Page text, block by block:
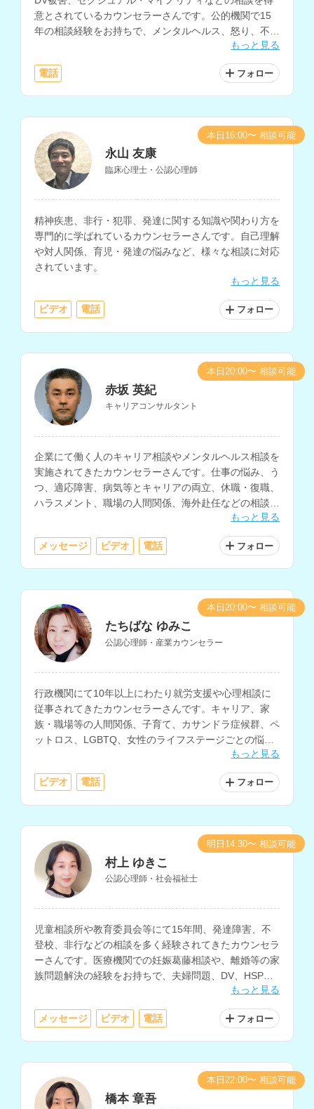
意とされているカウンセラーさんです。公的機関で15
年の相談経験をお持ちで、メンタルヘルス、怒り、不
安、自己嫌悪、自分に自信がないなどの悩みにも対応さ
もっと見る
電話 フォロー
永山 友康
臨床心理士・公認心理師
精神疾患、非行・犯罪、発達に関する知識や関わり方を
専門的に学ばれているカウンセラーさんです。自己理解
や対人関係、育児・発達の悩みなど、様々な相談に対応
されています。
もっと見る
ビデオ 電話 フォロー
本日16:00〜 相談可能
赤坂 英紀
キャリアコンサルタント
企業にて働く人のキャリア相談やメンタルヘルス相談を
実施されてきたカウンセラーさんです。仕事の悩み、う
つ、適応障害、病気等とキャリアの両立、休職・復職、
ハラスメント、職場の人間関係、海外赴任などの相談に
もっと見る
メッセージ ビデオ 電話 フォロー
本日20:00〜 相談可能
たちばな ゆみこ
公認心理師・産業カウンセラー
行政機関にて10年以上にわたり就労支援や心理相談に
従事されてきたカウンセラーさんです。キャリア、家
族・職場等の人間関係、子育て、カサンドラ症候群、ペ
ットロス、LGBTQ、女性のライフステージごとの悩み
もっと見る
ビデオ 電話 フォロー
本日20:00〜 相談可能
村上 ゆきこ
公認心理師・社会福祉士
児童相談所や教育委員会等にて15年間、発達障害、不
登校、非行などの相談を多く経験されてきたカウンセラ
ーさんです。医療機関での妊娠葛藤相談や、離婚等の家
族問題解決の経験をお持ちで、夫婦問題、DV、HSP、
職場の悩み、ひきこもり、うつ等のメンタルヘルスの相
談も得意とされています。
もっと見る
メッセージ ビデオ 電話 フォロー
明日14:30〜 相談可能
橋本 章吾
本日22:00〜 相談可能